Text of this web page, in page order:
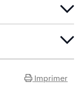
Imprimer